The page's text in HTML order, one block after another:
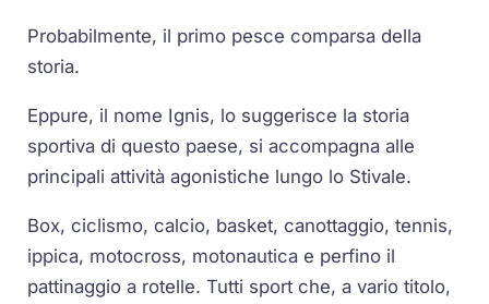
Probabilmente, il primo pesce comparsa della
storia.
Eppure, il nome Ignis, lo suggerisce la storia
sportiva di questo paese, si accompagna alle
principali attività agonistiche lungo lo Stivale.
Box, ciclismo, calcio, basket, canottaggio, tennis,
ippica, motocross, motonautica e perfino il
pattinaggio a rotelle. Tutti sport che, a vario titolo,